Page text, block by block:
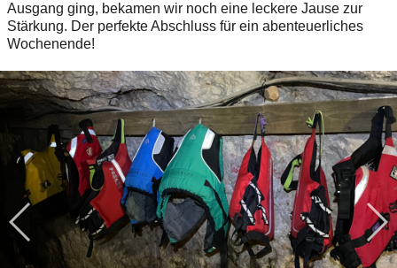
Ausgang ging, bekamen wir noch eine leckere Jause zur
Stärkung. Der perfekte Abschluss für ein abenteuerliches
Wochenende!